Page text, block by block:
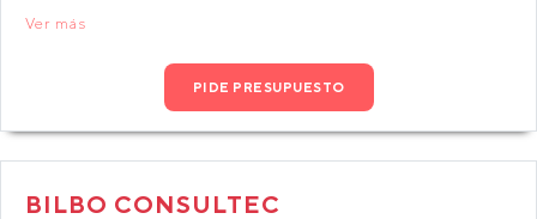
Ver más
PIDE PRESUPUESTO
BILBO CONSULTEC